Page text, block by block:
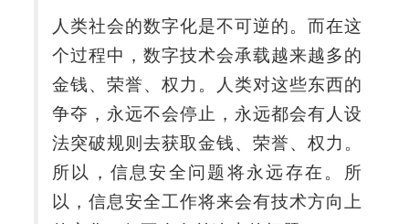
人类社会的数字化是不可逆的。而在这
个过程中，数字技术会承载越来越多的
金钱、荣誉、权力。人类对这些东西的
争夺，永远不会停止，永远都会有人设
法突破规则去获取金钱、荣誉、权力。
所以，信息安全问题将永远存在。所
以，信息安全工作将来会有技术方向上